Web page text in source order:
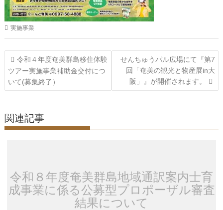
実施事業
投
稿
ナ
ゲ
ー
令和４年度奄美群島移住体験
ツアー実施事業補助金交付につ
いて(募集終了）
せんちゅうパル広場にて『第7
回「奄美の観光と物産展in大
阪」』が開催されます。
関連記事
令和８年度奄美群島地域通訳案内士育
成事業に係る公募型プロポーザル審査
結果について